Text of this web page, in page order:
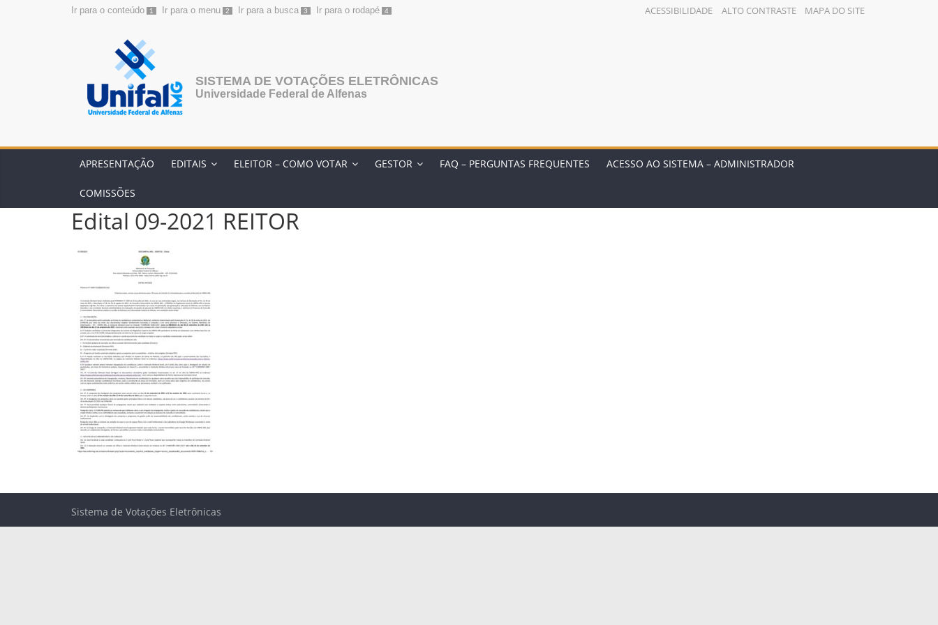
Ir para o conteúdo 1 Ir para o menu 2 Ir para a busca 3 Ir para o rodapé 4 ACESSIBILIDADE ALTO CONTRASTE MAPA DO SITE
SISTEMA DE VOTAÇÕES ELETRÔNICAS
Universidade Federal de Alfenas
APRESENTAÇÃO EDITAIS ELEITOR – COMO VOTAR GESTOR FAQ – PERGUNTAS FREQUENTES ACESSO AO SISTEMA – ADMINISTRADOR
COMISSÕES
Edital 09-2021 REITOR
Sistema de Votações Eletrônicas